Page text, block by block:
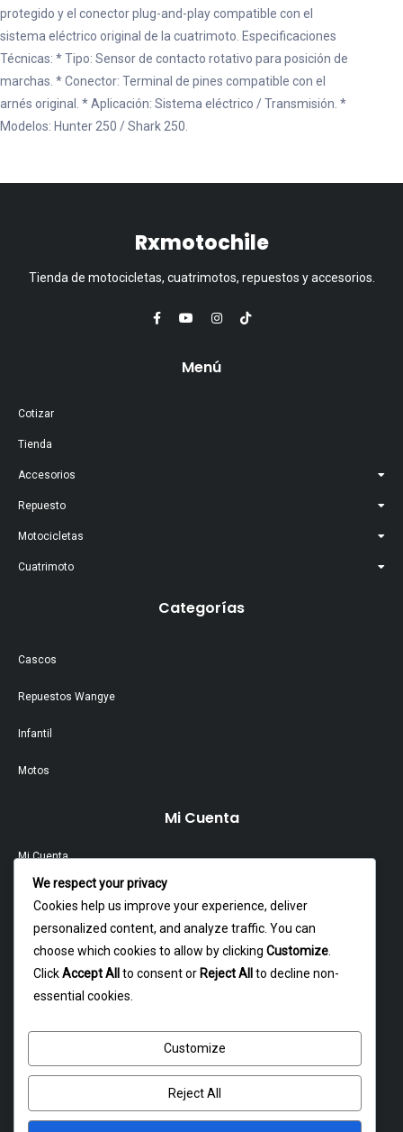
protegido y el conector plug-and-play compatible con el
sistema eléctrico original de la cuatrimoto. Especificaciones
Técnicas: * Tipo: Sensor de contacto rotativo para posición de
marchas. * Conector: Terminal de pines compatible con el
arnés original. * Aplicación: Sistema eléctrico / Transmisión. *
Modelos: Hunter 250 / Shark 250.
Rxmotochile
Tienda de motocicletas, cuatrimotos, repuestos y accesorios.
Menú
Cotizar
Tienda
Accesorios
Repuesto
Motocicletas
Cuatrimoto
Categorías
Cascos
Repuestos Wangye
Infantil
Motos
Mi Cuenta
Mi Cuenta
Garantía Y Devoluciones
Política Y Privacidad
Dagoberto godoy 16, cerrillos
atencion@rxmotochile.cl
+56934993058
We respect your privacy
Cookies help us improve your experience, deliver
personalized content, and analyze traffic. You can
choose which cookies to allow by clicking Customize
ClickAccept All to consent or Reject All to decline non-
essential cookies.
Customize
Reject All